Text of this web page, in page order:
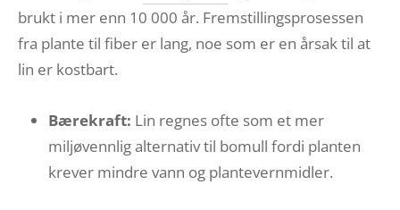
brukt i mer enn 10 000 år. Fremstillingsprosessen
fra plante til fiber er lang, noe som er en årsak til at
lin er kostbart.
Bærekraft: Lin regnes ofte som et mer
miljøvennlig alternativ til bomull fordi planten
krever mindre vann og plantevernmidler.